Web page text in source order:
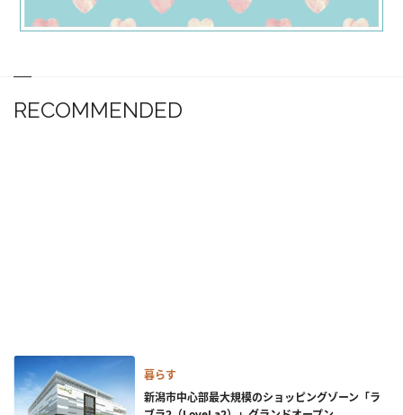
RECOMMENDED
暮らす
新潟市中心部最大規模のショッピングゾーン「ラ